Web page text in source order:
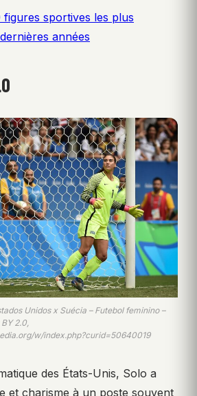
figures sportives les plus
années
Unidos x Suécia – Futebol feminino –
2.0,
w/index.php?curid=50640019
des États-Unis, Solo a
et charisme à un poste souvent